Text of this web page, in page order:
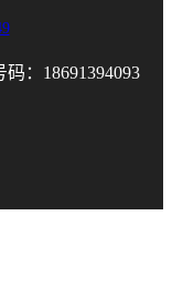
：18691394093